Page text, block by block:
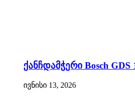
ქანჩდამჭერი Bosch GDS
ივნისი 13, 2026